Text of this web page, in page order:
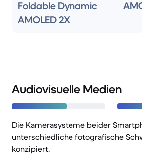
Foldable Dynamic
AMOLED 2X
Audiovisuelle Medien
Die Kamerasysteme beider
unterschiedliche fotografische
konzipiert.